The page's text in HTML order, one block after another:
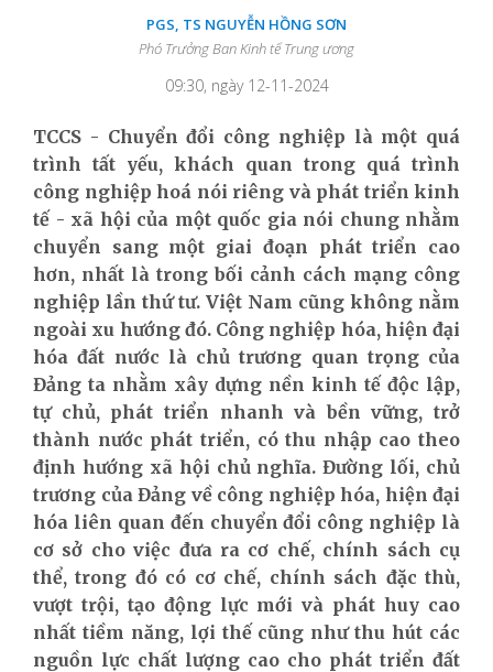
PGS, TS NGUYỄN HỒNG SƠN
Phó Trưởng Ban Kinh tế Trung ương
09:30, ngày 12-11-2024
TCCS - Chuyển đổi công nghiệp là một quá
trình tất yếu, khách quan trong quá trình
công nghiệp hoá nói riêng và phát triển kinh
tế - xã hội của một quốc gia nói chung nhằm
chuyển sang một giai đoạn phát triển cao
hơn, nhất là trong bối cảnh cách mạng công
nghiệp lần thứ tư. Việt Nam cũng không nằm
ngoài xu hướng đó. Công nghiệp hóa, hiện đại
hóa đất nước là chủ trương quan trọng của
Đảng ta nhằm xây dựng nền kinh tế độc lập,
tự chủ, phát triển nhanh và bền vững, trở
thành nước phát triển, có thu nhập cao theo
định hướng xã hội chủ nghĩa. Đường lối, chủ
trương của Đảng về công nghiệp hóa, hiện đại
hóa liên quan đến chuyển đổi công nghiệp là
cơ sở cho việc đưa ra cơ chế, chính sách cụ
thể, trong đó có cơ chế, chính sách đặc thù,
vượt trội, tạo động lực mới và phát huy cao
nhất tiềm năng, lợi thế cũng như thu hút các
nguồn lực chất lượng cao cho phát triển đất